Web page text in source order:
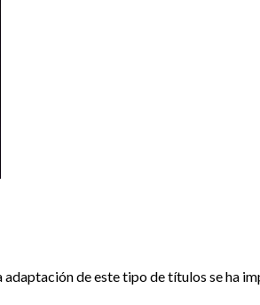
de este tipo de títulos se ha